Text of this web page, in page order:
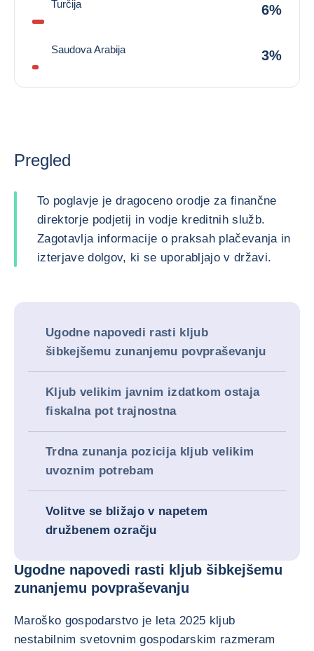
Turčija 6%
Saudova Arabija 3%
Pregled
To poglavje je dragoceno orodje za finančne
direktorje podjetij in vodje kreditnih služb.
Zagotavlja informacije o praksah plačevanja in
izterjave dolgov, ki se uporabljajo v državi.
Ugodne napovedi rasti kljub
šibkejšemu zunanjemu povpraševanju
Kljub velikim javnim izdatkom ostaja
fiskalna pot trajnostna
Trdna zunanja pozicija kljub velikim
uvoznim potrebam
Volitve se bližajo v napetem
družbenem ozračju
Ugodne napovedi rasti kljub šibkejšemu
zunanjemu povpraševanju
Maroško gospodarstvo je leta 2025 kljub
nestabilnim svetovnim gospodarskim razmeram